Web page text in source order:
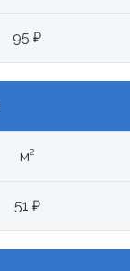
95 ₽
м²
51 ₽